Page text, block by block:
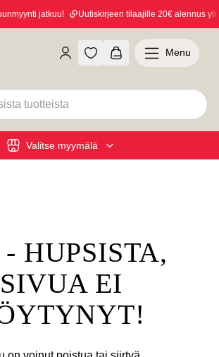
jatkuu! Uutiskirjeen tilaajille 20€ alennus yli
Valitse myymälä
Menu
- HUPSISTA,
SIVUA EI